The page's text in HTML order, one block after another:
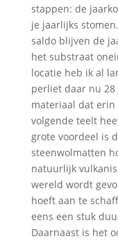
stappen: de
je jaarlijks
saldo blijven de
het substraat
locatie heb ik al
perliet daar nu
materiaal dat
volgende teelt
grote voordeel is
steenwolmatten
natuurlijk
wereld wordt
hoeft aan te
eens een stuk
Daarnaast is het